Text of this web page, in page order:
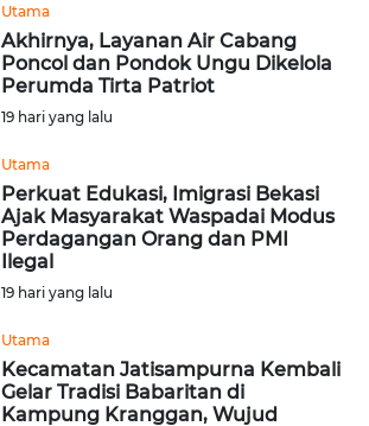
Utama
Akhirnya, Layanan Air Cabang
Poncol dan Pondok Ungu Dikelola
Perumda Tirta Patriot
19 hari yang lalu
Utama
Perkuat Edukasi, Imigrasi Bekasi
Ajak Masyarakat Waspadai Modus
Perdagangan Orang dan PMI
Ilegal
19 hari yang lalu
Utama
Kecamatan Jatisampurna Kembali
Gelar Tradisi Babaritan di
Kampung Kranggan, Wujud